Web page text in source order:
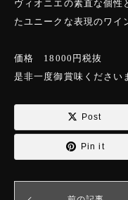
ヴィオニエの素直な個性
たユニークな表現のワイ
価格 18000円税抜
是非一度御賞味ください
Post
Pin it